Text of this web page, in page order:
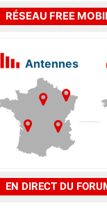
RÉSEAU FREE
Antennes
EN DIRECT DU